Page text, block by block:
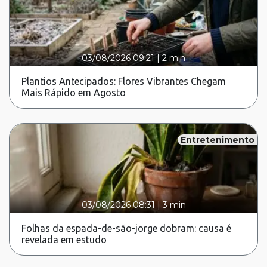
03/08/2026 09:21|2 min
Plantios Antecipados: Flores Vibrantes Chegam
Mais Rápido em Agosto
Entretenimento
03/08/2026 08:31 |3 min
Folhas da espada-de-são-jorge dobram: causa é
revelada em estudo